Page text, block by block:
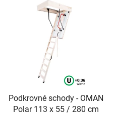
Podkrovné schody - OMAN
Polar 113 x 55 / 280 cm